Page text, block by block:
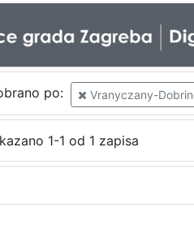
po: Vranyczany-
1-1 od 1 zapisa